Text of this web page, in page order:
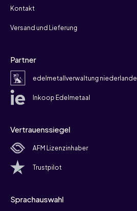
Kontakt
Versand und Lieferung
Partner
edelmetallverwaltung niederlande
Inkoop Edelmetaal
Vertrauenssiegel
AFM Lizenzinhaber
Trustpilot
Sprachauswahl